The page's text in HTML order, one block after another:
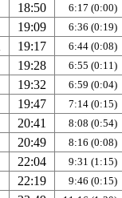
18:50 6:17 (0:00)
19:09 6:36 (0:19)
19:17 6:44 (0:08)
19:28 6:55 (0:11)
19:32 6:59 (0:04)
19:47 7:14 (0:15)
20:41 8:08 (0:54)
20:49 8:16 (0:08)
22:04 9:31 (1:15)
22:19 9:46 (0:15)